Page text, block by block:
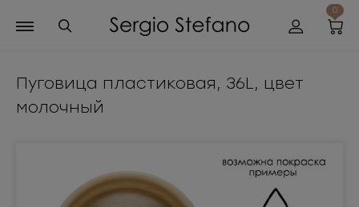
0
Пуговица пластиковая, 36L, цвет
молочный